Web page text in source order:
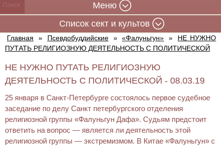
Меню
Cписок сект и культов
Главная » Псевдобуддийские » «Фалуньгун» »
НЕ НУЖНО
ПУТАТЬ РЕЛИГИОЗНУЮ ДЕЯТЕЛЬНОСТЬ С ПОЛИТИЧЕСКОЙ
НЕ НУЖНО ПУТАТЬ РЕЛИГИОЗНУЮ
ДЕЯТЕЛЬНОСТЬ С ПОЛИТИЧЕСКОЙ - 08.03.19
25 января в Санкт-Петербурге состоялось первое судебное
заседание по делу Санкт петербургского отделения
религиозной группы «Фалуньгун Дафа». Судьям предстоит
ответить на вопрос — является ли деятельность этой
религиозной группы — экстремизмом. В Китае «Фалуньгун» с